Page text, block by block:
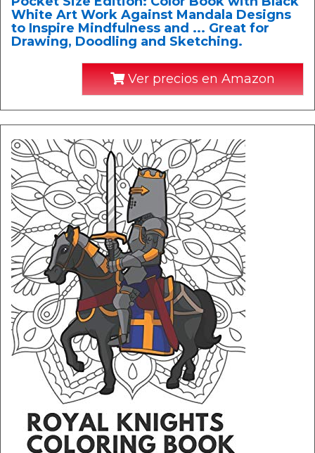
White Art Work Against Mandala Designs
to Inspire Mindfulness and ... Great for
Drawing, Doodling and Sketching.
Ver precios en Amazon